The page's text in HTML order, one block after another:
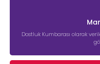
Dostluk Kumbarası olarak